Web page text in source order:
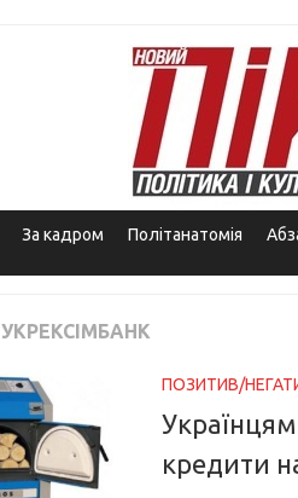
За кадром Політанатомія
УКРЕКСІМБАНК
ПОЗИТИВ/
кредити